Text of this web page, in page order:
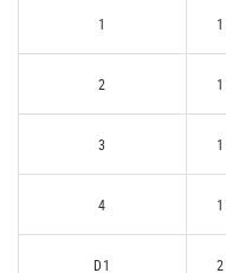
1 1
2 1
3 1
4 1
D1 2